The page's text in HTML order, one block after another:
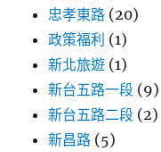
忠孝東路 (20)
政策福利 (1)
新北旅遊 (1)
新台五路一段 (9)
新台五路二段 (2)
新昌路 (5)